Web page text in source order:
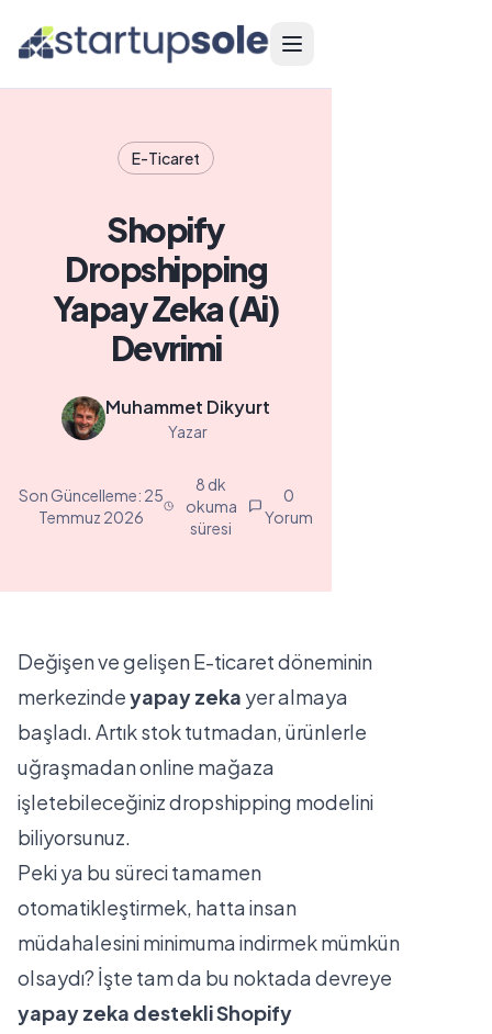
Menüyü aç
E-Ticaret
Shopify
Dropshipping
Yapay Zeka (Ai)
Devrimi
Muhammet Dikyurt
Yazar
Son Güncelleme: 25
Temmuz 2026
8 dk
okuma
süresi
0
Yorum
Değişen ve gelişen E-ticaret döneminin
merkezindeyapay zeka yer almaya
başladı. Artık stok tutmadan, ürünlerle
uğraşmadan online mağaza
işletebileceğiniz dropshipping modelini
biliyorsunuz.
Peki ya bu süreci tamamen
otomatikleştirmek, hatta insan
müdahalesini minimuma indirmek mümkün
olsaydı? İşte tam da bu noktada devreye
yapay zeka destekli Shopify